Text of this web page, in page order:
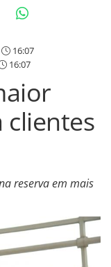
16:07
16:07
clientes
reserva em mais